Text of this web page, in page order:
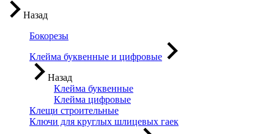
Назад
Бокорезы
Клейма буквенные и цифровые
Назад
Клейма буквенные
Клейма цифровые
Клещи строительные
Ключи для круглых шлицевых гаек